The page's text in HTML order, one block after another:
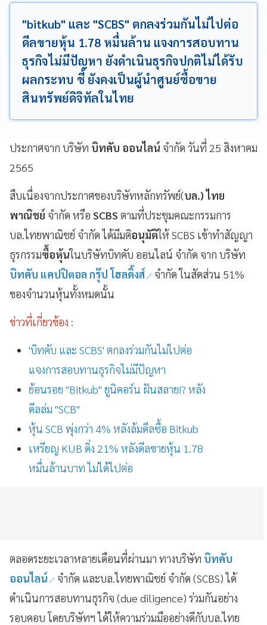
"bitkub" และ "SCBS" ตกลงร่วมกันไม่ไปต่อ
ดีลขายหุ้น 1.78 หมื่นล้าน แจงการสอบทาน
ธุรกิจไม่มีปัญหา ยังดำเนินธุรกิจปกติไม่ได้รับ
ผลกระทบ ชี้ ยังคงเป็นผู้นำศูนย์ซื้อขาย
สินทรัพย์ดิจิทัลในไทย
ประกาศจาก บริษัท บิทคับ ออนไลน์ จำกัด วันที่ 25 สิงหาคม
2565
สืบเนื่องจากประกาศของบริษัทหลักทรัพย์(บล.) ไทย
พาณิชย์ จำกัด หรือ SCBS ตามที่ประชุมคณะกรรมการ
บล.ไทยพาณิชย์ จำกัด ได้มีมติอนุมัติให้ SCBS เข้าทำสัญญา
ธุรกรรมซื้อหุ้นในบริษัทบิทคับ ออนไลน์ จำกัด จาก บริษัท
บิทคับ แคปปิตอล กรุ๊ป โฮลดิ้งส์ จำกัด ในสัดส่วน 51%
ของจำนวนหุ้นทั้งหมดนั้น
ข่าวที่เกี่ยวข้อง :
'บิทคับ และ SCBS' ตกลงร่วมกันไม่ไปต่อ
แจงการสอบทานธุรกิจไม่มีปัญหา
ย้อนรอย "Bitkub" ยูนิคอร์น ฝันสลาย!? หลัง
ดีลล่ม "SCB"
หุ้น SCB พุ่งกว่า 4% หลังล้มดีลซื้อ Bitkub
เหรียญ KUB ดิ่ง 21% หลังดีลขายหุ้น 1.78
หมื่นล้านบาท ไม่ได้ไปต่อ
ตลอดระยะเวลาหลายเดือนที่ผ่านมา ทางบริษัท บิทคับ
ออนไลน์ จำกัด และบล.ไทยพาณิชย์ จำกัด (SCBS) ได้
ดำเนินการสอบทานธุรกิจ (due diligence) ร่วมกันอย่าง
รอบคอบ โดยบริษัทฯ ได้ให้ความร่วมมืออย่างดีกับบล.ไทย